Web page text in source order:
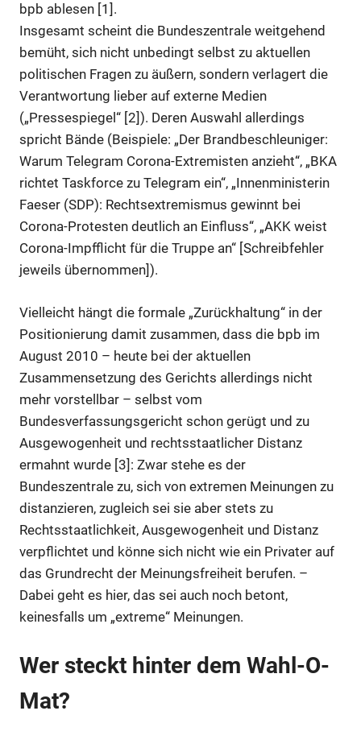
bpb ablesen [1].
Insgesamt scheint die Bundeszentrale weitgehend
bemüht, sich nicht unbedingt selbst zu aktuellen
politischen Fragen zu äußern, sondern verlagert die
Verantwortung lieber auf externe Medien
(„Pressespiegel“ [2]). Deren Auswahl allerdings
spricht Bände (Beispiele: „Der Brandbeschleuniger:
Warum Telegram Corona-Extremisten anzieht“, „BKA
richtet Taskforce zu Telegram ein“, „Innenministerin
Faeser (SDP): Rechtsextremismus gewinnt bei
Corona-Protesten deutlich an Einfluss“, „AKK weist
Corona-Impfflicht für die Truppe an“ [Schreibfehler
jeweils übernommen]).
Vielleicht hängt die formale „Zurückhaltung“ in der
Positionierung damit zusammen, dass die bpb im
August 2010 – heute bei der aktuellen
Zusammensetzung des Gerichts allerdings nicht
mehr vorstellbar – selbst vom
Bundesverfassungsgericht schon gerügt und zu
Ausgewogenheit und rechtsstaatlicher Distanz
ermahnt wurde [3]: Zwar stehe es der
Bundeszentrale zu, sich von extremen Meinungen zu
distanzieren, zugleich sei sie aber stets zu
Rechtsstaatlichkeit, Ausgewogenheit und Distanz
verpflichtet und könne sich nicht wie ein Privater auf
das Grundrecht der Meinungsfreiheit berufen. –
Dabei geht es hier, das sei auch noch betont,
keinesfalls um „extreme“ Meinungen.
Wer steckt hinter dem Wahl-O-
Mat?